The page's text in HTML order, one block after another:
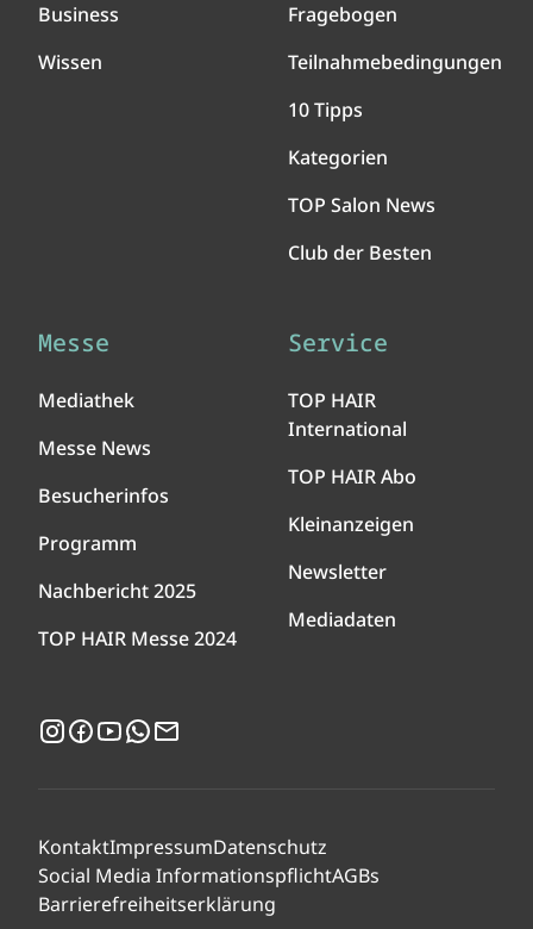
Business
Wissen
Fragebogen
Teilnahmebedingungen
10 Tipps
Kategorien
TOP Salon News
Club der Besten
Messe
Mediathek
Messe News
Besucherinfos
Programm
Nachbericht 2025
TOP HAIR Messe 2024
Service
TOP HAIR
International
TOP HAIR Abo
Kleinanzeigen
Newsletter
Mediadaten
Instagram
Facebook
YouTubeWhatsApp
KontaktImpressumDatenschutz
Social Media InformationspflichtAGBs
Barrierefreiheitserklärung